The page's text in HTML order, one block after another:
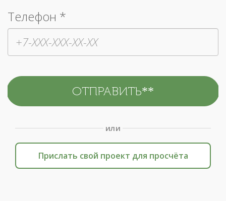
Телефон *
или
Прислать свой проект для просчёта